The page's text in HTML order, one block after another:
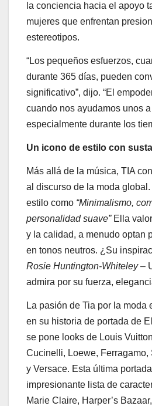
la conciencia hacia el apoyo
mujeres que enfrentan
estereotipos.
“Los pequeños esfuerzos,
durante 365 días, pueden
significativo”, dijo. “El
cuando nos ayudamos unos a
especialmente durante los
Un icono de estilo con
Más allá de la música, TIA
al discurso de la moda
estilo como “Minimalismo,
personalidad suave”Ella
y la calidad, a menudo optan
en tonos neutros. ¿Su
Rosie Huntington-Whiteley–
admira por su fuerza,
La pasión de Tia por la moda
en su historia de portada de
se pone looks de Louis
Cucinelli, Loewe, Ferragamo,
y Versace. Esta última
impresionante lista de
Marie Claire, Harper’s